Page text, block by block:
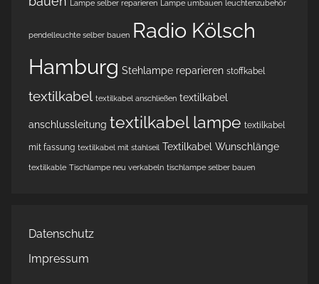
Lampe selber reparieren Lampe umbauen leuchtenzubehör
pendelleuchte selber bauen Radio Kölsch
Hamburg Stehlampe reparieren stoffkabel
textilkabel textilkabel anschließen textilkabel
anschlussleitung textilkabel lampe textilkabel
mit fassung textilkabel mit stahlseil Textilkabel Wunschlänge
textilkable Tischlampe neu verkabeln tischlampe selber bauen
Datenschutz
Impressum